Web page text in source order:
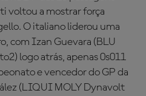
voltou a mostrar força
O italiano liderou uma
com Izan Guevara (BLU
logo atrás, apenas 0s011
e vencedor do GP da
(LIQUI MOLY Dynavolt